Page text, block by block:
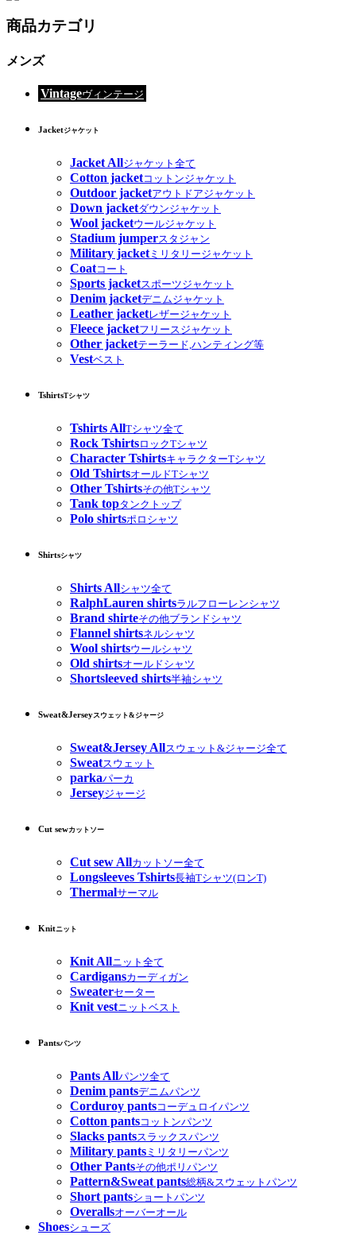
商品カテゴリ
メンズ
Vintageヴィンテージ
Jacketジャケット
Jacket Allジャケット全て
Cotton jacketコットンジャケット
Outdoor jacketアウトドアジャケット
Down jacketダウンジャケット
Wool jacketウールジャケット
Stadium jumperスタジャン
Military jacketミリタリージャケット
Coatコート
Sports jacketスポーツジャケット
Denim jacketデニムジャケット
Leather jacketレザージャケット
Fleece jacketフリースジャケット
Other jacketテーラード,ハンティング等
Vestベスト
TshirtsTシャツ
Tshirts AllTシャツ全て
Rock TshirtsロックTシャツ
Character TshirtsキャラクターTシャツ
Old TshirtsオールドTシャツ
Other Tshirtsその他Tシャツ
Tank topタンクトップ
Polo shirtsポロシャツ
Shirtsシャツ
Shirts Allシャツ全て
RalphLauren shirtsラルフローレンシャツ
Brand shirteその他ブランドシャツ
Flannel shirtsネルシャツ
Wool shirtsウールシャツ
Old shirtsオールドシャツ
Shortsleeved shirts半袖シャツ
Sweat&Jerseyスウェット&ジャージ
Sweat&Jersey Allスウェット&ジャージ全て
Sweatスウェット
parkaパーカ
Jerseyジャージ
Cut sewカットソー
Cut sew Allカットソー全て
Longsleeves Tshirts長袖Tシャツ(ロンT)
Thermalサーマル
Knitニット
Knit Allニット全て
Cardigansカーディガン
Sweaterセーター
Knit vestニットベスト
Pantsパンツ
Pants Allパンツ全て
Denim pantsデニムパンツ
Corduroy pantsコーデュロイパンツ
Cotton pantsコットンパンツ
Slacks pantsスラックスパンツ
Military pants ミリタリーパンツ
Other Pantsその他ポリパンツ
Pattern&Sweat pants総柄&スウェットパンツ
Short pantsショートパンツ
Overallsオーバーオール
Shoesシューズ